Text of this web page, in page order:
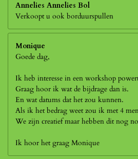
Annelies Annelies Bol
Verkoopt u ook borduurspullen
Monique
Goede dag,
Ik heb interesse in een workshop
Graag hoor ik wat de bijdrage dan is.
En wat datums dat het zou kunnen.
Als ik het bedrag weet zou ik met 4
We zijn creatief maar hebben dit nog
Ik hoor het graag Monique